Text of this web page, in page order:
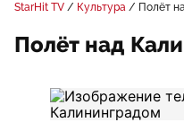
StarHit TV Культура Полёт
Полёт над